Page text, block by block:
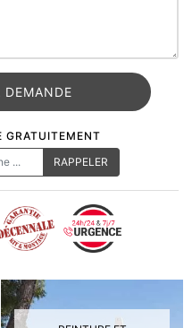
GRATUITEMENT